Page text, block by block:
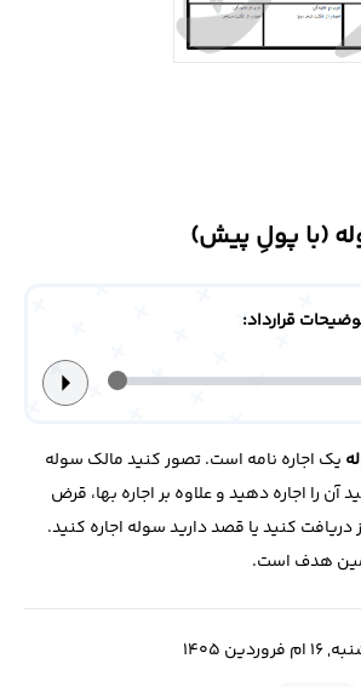
(با پولِ پیش)
قرارداد:
arrow_right
یک اجاره نامه است. تصور کنید مالک سوله
را اجاره دهید و علاوه بر اجاره بها، قرض
کنید یا قصد دارید سوله اجاره کنید.
هدف است.
1405